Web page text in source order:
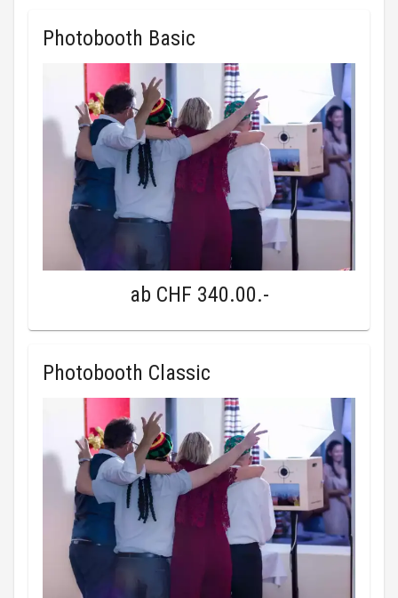
Photobooth Basic
ab CHF 340.00.-
Photobooth Classic